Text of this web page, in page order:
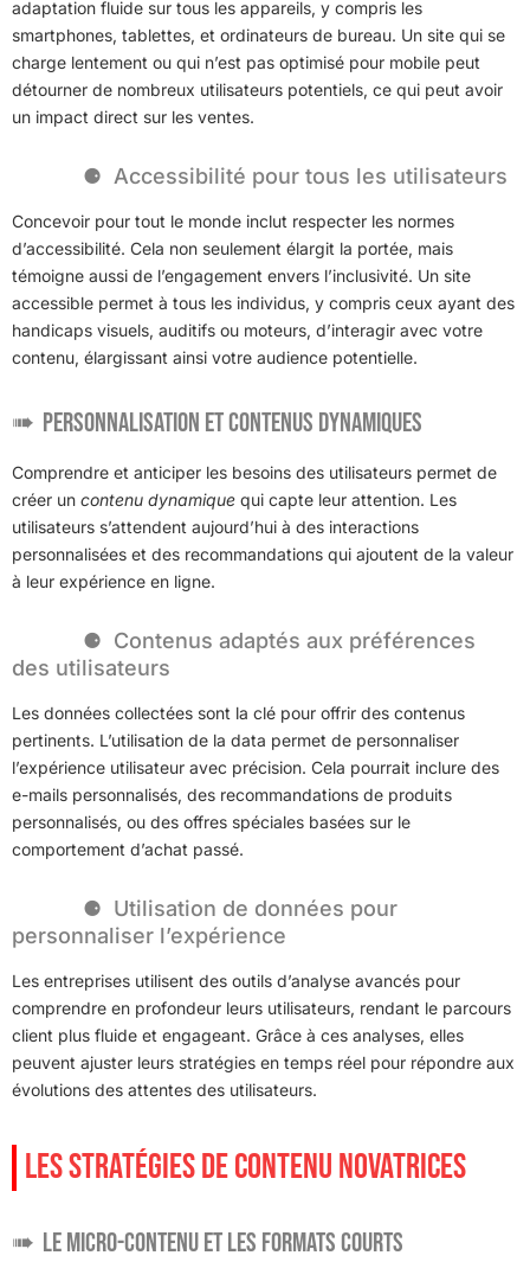
adaptation fluide sur tous les appareils, y compris les
smartphones, tablettes, et ordinateurs de bureau. Un site qui se
charge lentement ou qui n’est pas optimisé pour mobile peut
détourner de nombreux utilisateurs potentiels, ce qui peut avoir
un impact direct sur les ventes.
Accessibilité pour tous les utilisateurs
Concevoir pour tout le monde inclut respecter les normes
d’accessibilité. Cela non seulement élargit la portée, mais
témoigne aussi de l’engagement envers l’inclusivité. Un site
accessible permet à tous les individus, y compris ceux ayant des
handicaps visuels, auditifs ou moteurs, d’interagir avec votre
contenu, élargissant ainsi votre audience potentielle.
Personnalisation et contenus dynamiques
Comprendre et anticiper les besoins des utilisateurs permet de
créer un contenu dynamique qui capte leur attention. Les
utilisateurs s’attendent aujourd’hui à des interactions
personnalisées et des recommandations qui ajoutent de la valeur
à leur expérience en ligne.
Contenus adaptés aux préférences
des utilisateurs
Les données collectées sont la clé pour offrir des contenus
pertinents. L’utilisation de la data permet de personnaliser
l’expérience utilisateur avec précision. Cela pourrait inclure des
e-mails personnalisés, des recommandations de produits
personnalisés, ou des offres spéciales basées sur le
comportement d’achat passé.
Utilisation de données pour
personnaliser l’expérience
Les entreprises utilisent des outils d’analyse avancés pour
comprendre en profondeur leurs utilisateurs, rendant le parcours
client plus fluide et engageant. Grâce à ces analyses, elles
peuvent ajuster leurs stratégies en temps réel pour répondre aux
évolutions des attentes des utilisateurs.
LES STRATÉGIES DE CONTENU NOVATRICES
Le micro-contenu et les formats courts